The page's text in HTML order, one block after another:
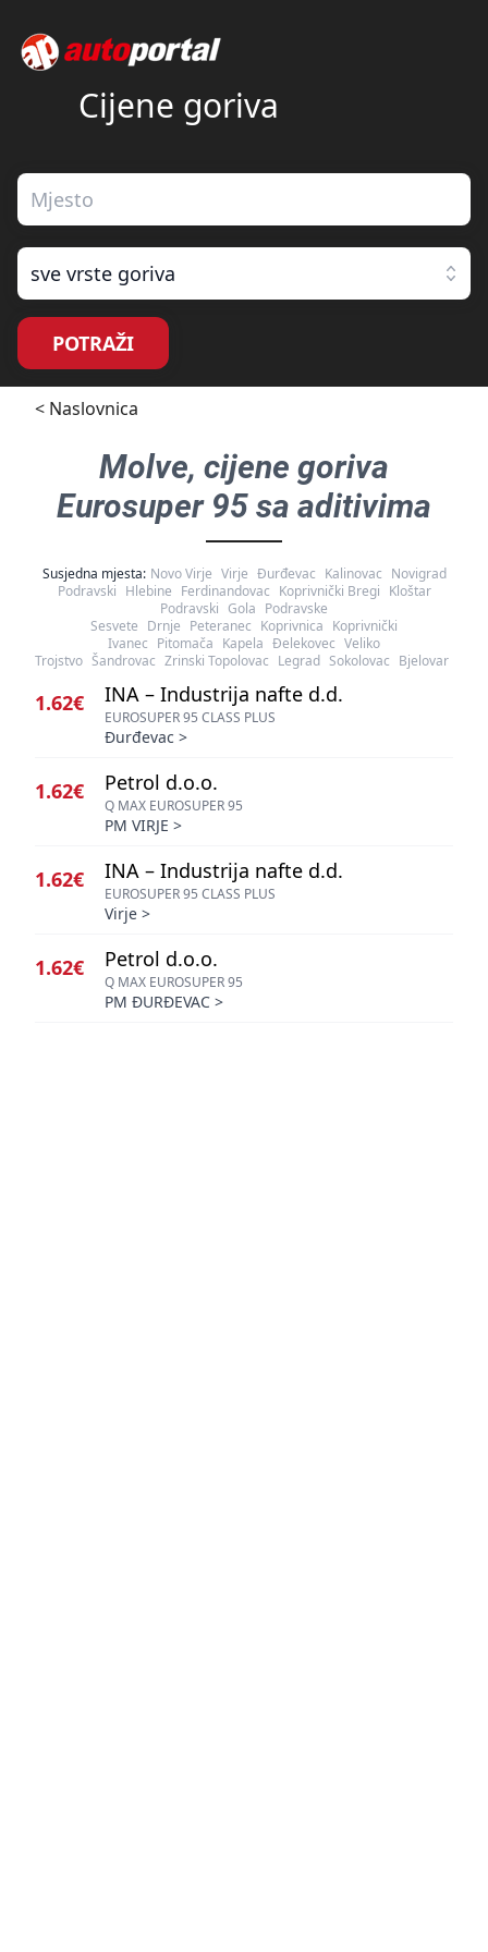
Cijene goriva
sve vrste goriva
POTRAŽI
< Naslovnica
Molve, cijene goriva
Eurosuper 95 sa aditivima
Susjedna mjesta: Novo Virje Virje Đurđevac Kalinovac Novigrad
Podravski Hlebine Ferdinandovac Koprivnički Bregi Kloštar
Podravski Gola Podravske
Sesvete Drnje Peteranec Koprivnica Koprivnički
Ivanec Pitomača Kapela Đelekovec Veliko
Trojstvo Šandrovac Zrinski Topolovac Legrad Sokolovac Bjelovar
1.62€ INA – Industrija nafte d.d.
EUROSUPER 95 CLASS PLUS
Đurđevac >
1.62€ Petrol d.o.o.
Q MAX EUROSUPER 95
PM VIRJE >
1.62€ INA – Industrija nafte d.d.
EUROSUPER 95 CLASS PLUS
Virje >
1.62€ Petrol d.o.o.
Q MAX EUROSUPER 95
PM ĐURĐEVAC >